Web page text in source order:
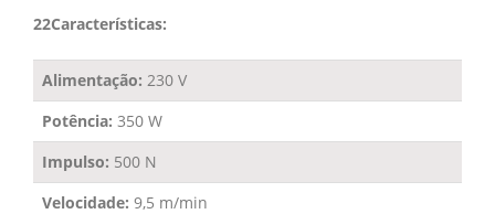
22Características:
Alimentação: 230 V
Potência: 350 W
Impulso: 500 N
Velocidade: 9,5 m/min